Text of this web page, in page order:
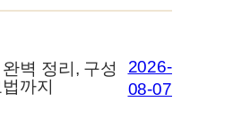
벽 정리, 구성
까지
2026-
08-07